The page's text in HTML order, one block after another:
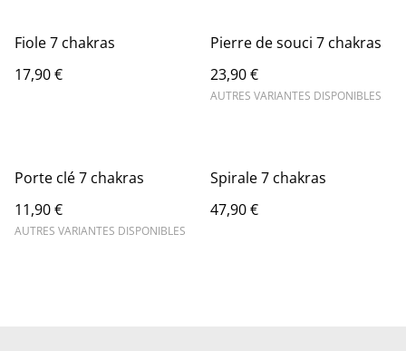
Fiole 7 chakras
17,90 €
Pierre de souci 7 chakras
23,90 €
AUTRES VARIANTES DISPONIBLES
Porte clé 7 chakras
11,90 €
AUTRES VARIANTES DISPONIBLES
Spirale 7 chakras
47,90 €